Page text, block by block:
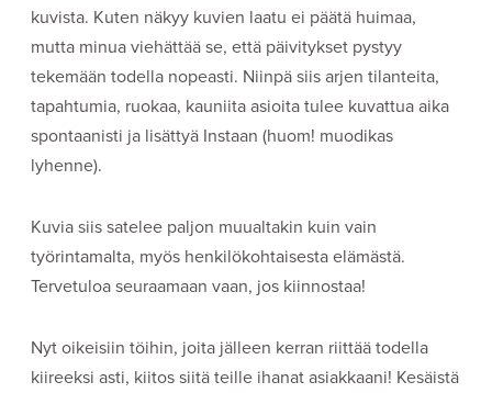
kuvista. Kuten näkyy kuvien laatu ei päätä huimaa,
mutta minua viehättää se, että päivitykset pystyy
tekemään todella nopeasti. Niinpä siis arjen tilanteita,
tapahtumia, ruokaa, kauniita asioita tulee kuvattua aika
spontaanisti ja lisättyä Instaan (huom! muodikas
lyhenne).
Kuvia siis satelee paljon muualtakin kuin vain
työrintamalta, myös henkilökohtaisesta elämästä.
Tervetuloa seuraamaan vaan, jos kiinnostaa!
Nyt oikeisiin töihin, joita jälleen kerran riittää todella
kiireeksi asti, kiitos siitä teille ihanat asiakkaani! Kesäistä